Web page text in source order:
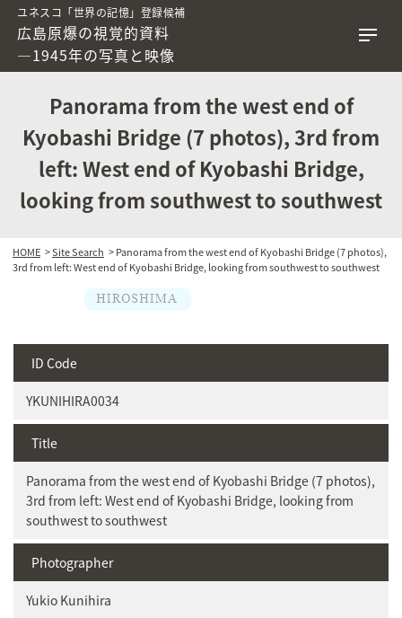
ユネスコ「世界の記憶」登録候補
広島原爆の視覚的資料
―1945年の写真と映像
Panorama from the west end of
Kyobashi Bridge (7 photos), 3rd from
left: West end of Kyobashi Bridge,
looking from southwest to southwest
HOME >Site Search > Panorama from the west end of Kyobashi Bridge (7 photos),
3rd from left: West end of Kyobashi Bridge, looking from southwest to southwest
ID Code
YKUNIHIRA0034
Title
Panorama from the west end of Kyobashi Bridge (7 photos),
3rd from left: West end of Kyobashi Bridge, looking from
southwest to southwest
Photographer
Yukio Kunihira